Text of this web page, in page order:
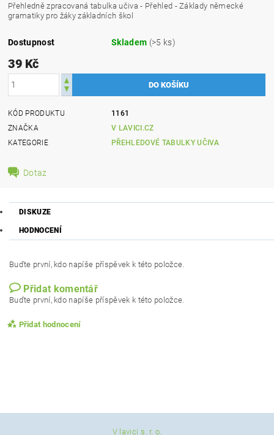
Přehledně zpracovaná tabulka učiva - Přehled - Základy německé
gramatiky pro žáky základních škol
Dostupnost Skladem (>5 ks)
39 Kč
KÓD PRODUKTU
1161
ZNAČKA
V LAVICI.CZ
KATEGORIE
PŘEHLEDOVÉ TABULKY UČIVA
Dotaz
DISKUZE
HODNOCENÍ
Buďte první, kdo napíše příspěvek k této položce.
Přidat komentář
Buďte první, kdo napíše příspěvek k této položce.
Přidat hodnocení
V lavici s. r. o.